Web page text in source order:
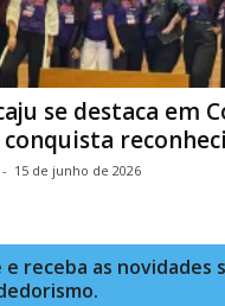
se destaca em
conquista
- 15 de junho de 2026
e receba as